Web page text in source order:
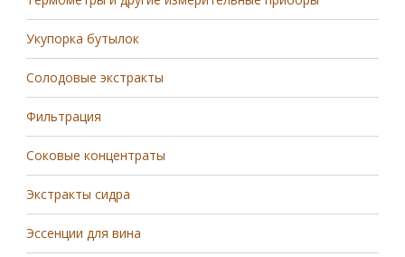
Укупорка бутылок
Солодовые экстракты
Фильтрация
Соковые концентраты
Экстракты сидра
Эссенции для вина